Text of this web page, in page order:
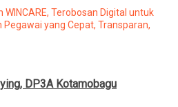
WINCARE, Terobosan Digital untuk
yang Cepat, Transparan,
DP3A Kotamobagu